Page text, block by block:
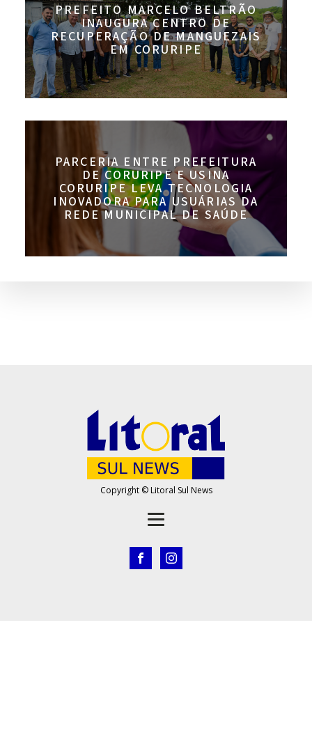
PREFEITO MARCELO BELTRÃO
INAUGURA CENTRO DE
RECUPERAÇÃO DE MANGUEZAIS
EM CORURIPE
PARCERIA ENTRE PREFEITURA
DE CORURIPE E USINA
CORURIPE LEVA TECNOLOGIA
INOVADORA PARA USUÁRIAS DA
REDE MUNICIPAL DE SAÚDE
Copyright © Litoral Sul News